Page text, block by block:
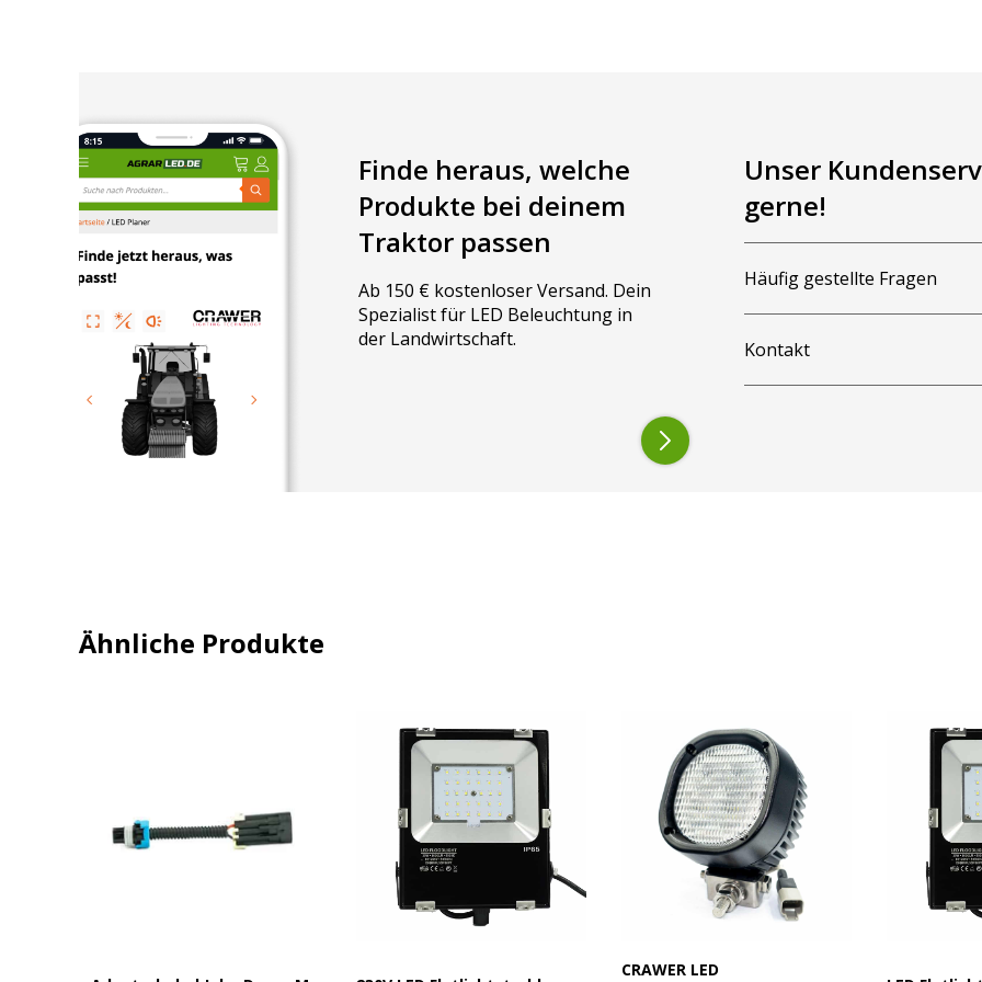
Finde heraus, welche
Produkte bei deinem
Traktor passen
Ab 150 € kostenloser Versand. Dein
Spezialist für LED Beleuchtung in
der Landwirtschaft.
Unser
gerne!
Häufig gestellte Fragen
Kontakt
Ähnliche Produkte
CRAWER LED